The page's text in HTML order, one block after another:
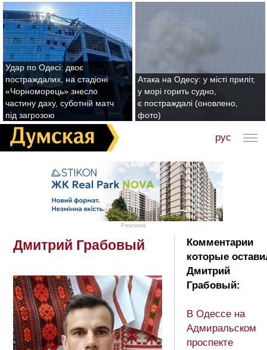
Удар по Одесі: двоє
постраждалих, на стадіоні
«Чорноморець» знесло
частину даху, суботній матч
під загрозою
Атака на Одесу: у місті приліт,
у морі горить судно,
є постраждалі (оновлено,
фото)
рус
Реклама
Дмитрий Грабовый
Комментарии
которые
Дмитрий
Грабовый:
В Одессе на
Адмиральском
проспекте